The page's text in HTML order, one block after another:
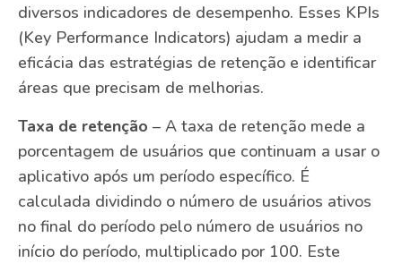
diversos indicadores de desempenho. Esses KPIs
(Key Performance Indicators) ajudam a medir a
eficácia das estratégias de retenção e identificar
áreas que precisam de melhorias.
Taxa de retenção – A taxa de retenção mede a
porcentagem de usuários que continuam a usar o
aplicativo após um período específico. É
calculada dividindo o número de usuários ativos
no final do período pelo número de usuários no
início do período, multiplicado por 100. Este